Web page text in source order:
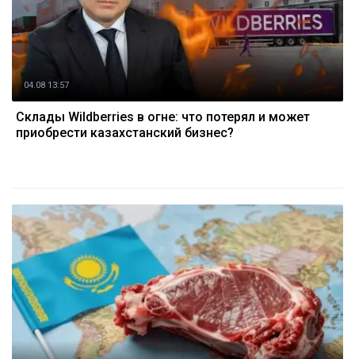
04.08 13:57
Склады Wildberries в огне: что потерял и может
приобрести казахстанский бизнес?